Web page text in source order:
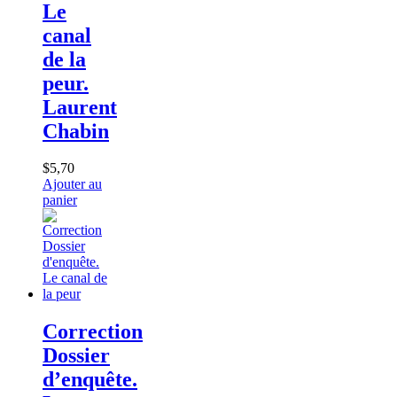
Le
canal
de la
peur.
Laurent
Chabin
$5,70
Ajouter au
panier
Correction
Dossier
d’enquête.